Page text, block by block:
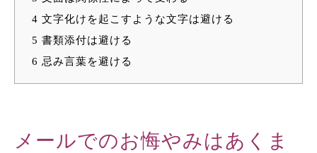
4 文字化けを起こすような文字は避ける
5 書類添付は避ける
6 忌み言葉を避ける
メールでのお悔やみはあくま